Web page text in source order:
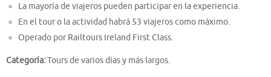
La mayoría de viajeros pueden participar en la experiencia.
En el tour o la actividad habrá 53 viajeros como máximo.
Operado por Railtours Ireland First Class.
Categoría:Tours de varios días y más largos.